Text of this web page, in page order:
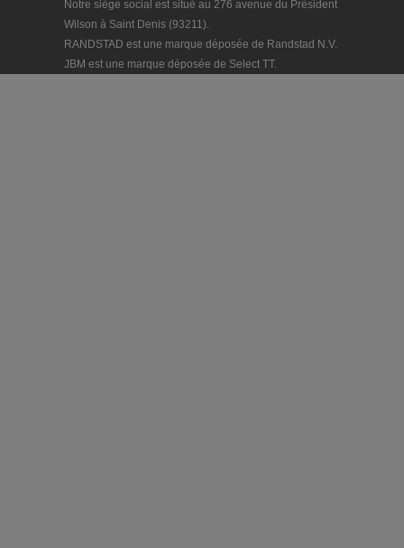
Notre siège social est situé au 276 avenue du Président
Wilson à Saint Denis (93211).
RANDSTAD est une marque déposée de Randstad N.V.
JBM est une marque déposée de Select TT.